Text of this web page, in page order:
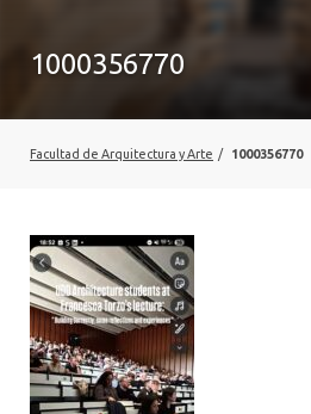
VINCULACIÓN CON EL MEDIO
ALUMNI
PLATAFORMA VUT
1000356770
Facultad de Arquitectura y Arte / 1000356770